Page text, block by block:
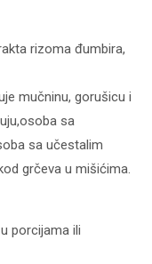
rizoma đumbira,
mučninu, gorušicu i
sa
sa učestalim
grčeva u mišićima.
porcijama ili